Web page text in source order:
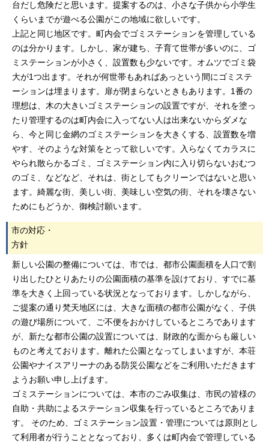
台だし危険だと思います。提案するのは、小さな子供から小学生
くらいまでが遊べる公園がこの地域に欲しいです。
上記と同じ地区です。町内会でゴミステーションを管理している
のは分かります。しかし、家が建ち、子育て世帯が多いのに、ゴ
ミステーションが小さく、設置数も少ないです。オムツでゴミ袋
大が1つ出ます。それが何世帯もあればあっという間にゴミステ
ーションは埋まります。扉が閉まらないときもあります。1番の
理想は、木の大きいゴミステーションの設置ですが、それを塗っ
たり管理するのは町内会に入ってない人は出来ないからダメな
ら、今と同じ金網のゴミステーションを大きくする、設置数を増
やす、そのような対策をとって欲しいです。入らなくてカラスに
やられ散らかるゴミ、ゴミステーション内に入り切らないおむつ
のゴミ、などなど、それは、街としてもクリーンではないと思い
ます。綺麗な街、美しい街、美味しい空気の街、それを壊さない
ためにもどうか、御検討願います。
市の対応・
方針
新しい公園の整備については、市では、都市公園面積を人口で割
り出したひとりあたりの公園面積の基準を設けており、すでに基
準を大きく上回っている状況となっております。しかしながら、
ご提案の通り梵天地区には、大きな面積の都市公園がなく、子供
の遊び場所について、ご不便をおかけしているところであります
が、新たな都市公園の設置については、財政的な面からも厳しい
ものと考えております。離れた公園となってしまいますが、本荘
公園やナイスアリーナのある防災公園などをご利用いただきます
ようお願い申し上げます。
ゴミステーションについては、本市のごみ収集は、市民の皆様の
自助・共助によるステーション収集を行っているところでありま
す。 そのため、ゴミステーション設置・管理については原則とし
て利用者が行うこととなっており、多くは町内会で管理している